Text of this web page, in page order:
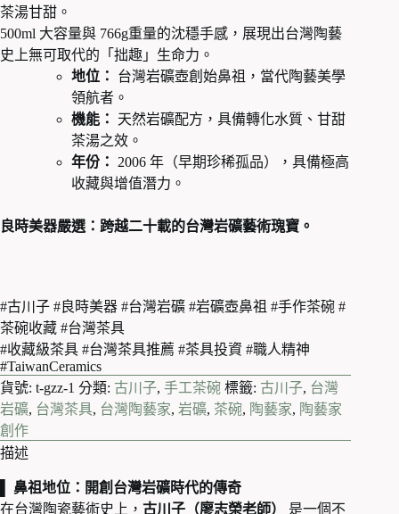
茶湯甘甜。
500ml 大容量與 766g重量的沈穩手感，展現出台灣陶藝
史上無可取代的「拙趣」生命力。
地位：
台灣岩礦壺創始鼻祖，當代陶藝美學
領航者。
機能：
天然岩礦配方，具備轉化水質、甘甜
茶湯之效。
年份：
2006 年（早期珍稀孤品），具備極高
收藏與增值潛力。
良時美器嚴選：跨越二十載的台灣岩礦藝術瑰寶。
#古川子 #良時美器 #台灣岩礦 #岩礦壺鼻祖 #手作茶碗 #
茶碗收藏 #台灣茶具
#收藏級茶具 #台灣茶具推薦 #茶具投資 #職人精神
#TaiwanCeramics
貨號: t-gzz-1 分類: 古川子, 手工茶碗 標籤: 古川子, 台灣
岩礦, 台灣茶具, 台灣陶藝家, 岩礦, 茶碗, 陶藝家, 陶藝家
創作
描述
▌ 鼻祖地位：開創台灣岩礦時代的傳奇
在台灣陶瓷藝術史上， 古川子（廖志榮老師）
是一個不